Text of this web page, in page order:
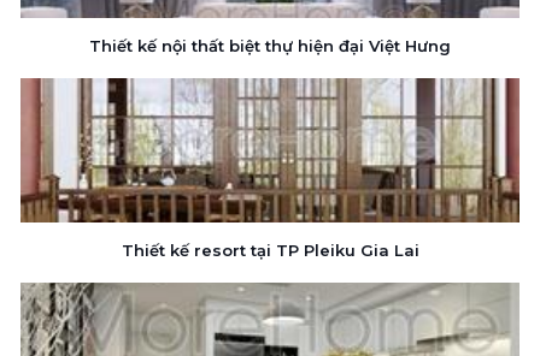
Thiết kế nội thất biệt thự hiện đại Việt Hưng
Thiết kế resort tại TP Pleiku Gia Lai